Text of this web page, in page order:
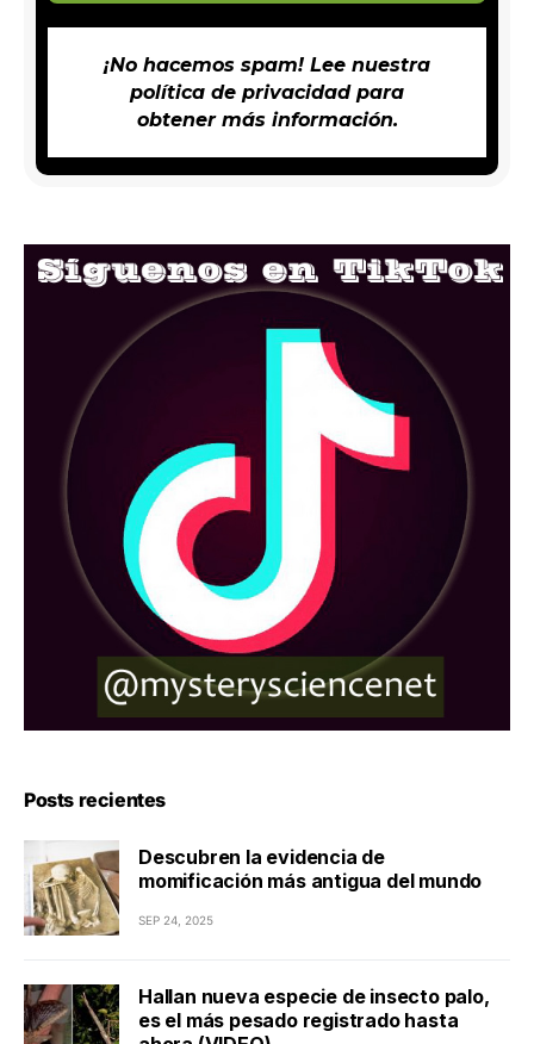
¡No hacemos spam! Lee nuestra
política de privacidadpara
obtener más información.
Posts recientes
Descubren la evidencia de
momificación más antigua del mundo
SEP 24, 2025
Hallan nueva especie de insecto palo,
es el más pesado registrado hasta